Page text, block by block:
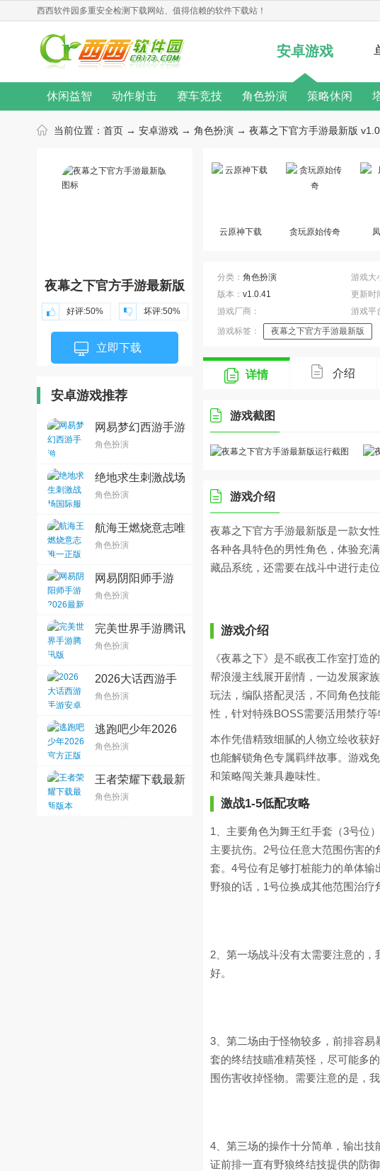
西西软件园 多重安全检测下载网站、值得信赖的软件下载站！
安卓游戏
休闲益智 动作射击 赛车竞技 角色扮演 策略休闲
无限金币 桌游游戏 单机游戏 汉化游戏 修改器
游戏新闻 游戏说明
当前位置： 首页 → 安卓游戏 → 角色扮演 → 夜幕之下官方手游最新版
夜幕之下官方手游最新版
好评:50% 坏评:50%
立即下载
安卓游戏推荐
网易梦幻西游手游
v1.567.0官方最新
版
角色扮演
绝地求生刺激战场
国际服2.0版本
v4.4.4安卓版
角色扮演
航海王燃烧意志唯
一正版手游
v4.2.0.499684安
角色扮演
网易阴阳师手游
2026最新版
v1.8.63官方版
角色扮演
完美世界手游腾讯
版v1.799.0安卓版
角色扮演
2026大话西游手
游安卓版v2.1.436
最新版
角色扮演
逃跑吧少年2026
官方正版v8.38.0
角色扮演
王者荣耀下载最新
版本
2026v11.3.1.1官
角色扮演
云原神下载 贪玩原始传奇
分类： 角色扮演 游戏大
版本： v1.0.41 更新时
游戏厂商：
游戏平
游戏标签：
夜幕之下官方手游最新版
详情 介绍
游戏截图
游戏介绍
夜幕之下官方手游最新版是一款女
各种各具特色的男性角色，体验充
藏品系统，还需要在战斗中进行走
游戏介绍
《夜幕之下》是不眠夜工作室打造
帮浪漫主线展开剧情，一边发展家
玩法，编队搭配灵活，不同角色技
性，针对特殊BOSS需要活用禁疗等
本作凭借精致细腻的人物立绘收获
也能解锁角色专属羁绊故事。游戏
和策略闯关兼具趣味性。
激战1-5低配攻略
1、主要角色为舞王红手套（3号位
主要抗伤。2号位任意大范围伤害
套。4号位有足够打桩能力的单体
野狼的话，1号位换成其他范围治疗
2、第一场战斗没有太需要注意的
好。
3、第二场由于怪物较多，前排容
套的终结技瞄准精英怪，尽可能多
围伤害收掉怪物。需要注意的是，
4、第三场的操作十分简单，输出
证前排一直有野狼终结技提供的防